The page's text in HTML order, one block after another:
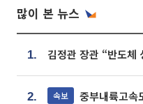
많이 본 뉴스
1.
2. 속보 중부내륙고속